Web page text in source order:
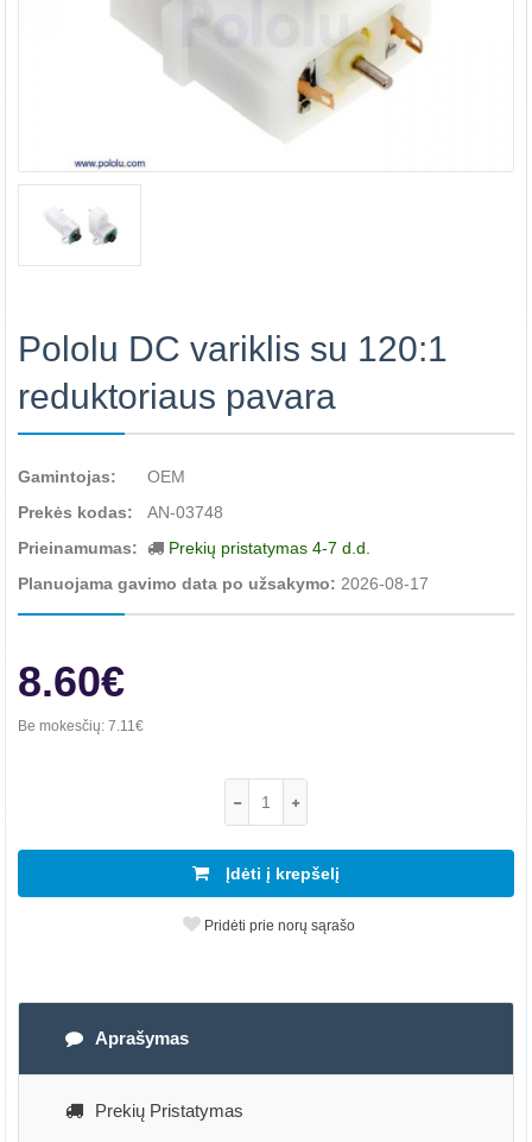
Pololu DC variklis su 120:1
reduktoriaus pavara
Gamintojas:
OEM
Prekės kodas:
AN-03748
Prieinamumas:
Prekių pristatymas 4-7 d.d.
Planuojama gavimo data po užsakymo: 2026-08-17
8.60€
Be mokesčių: 7.11€
Įdėti į krepšelį
Pridėti prie norų sąrašo
Aprašymas
Prekių Pristatymas